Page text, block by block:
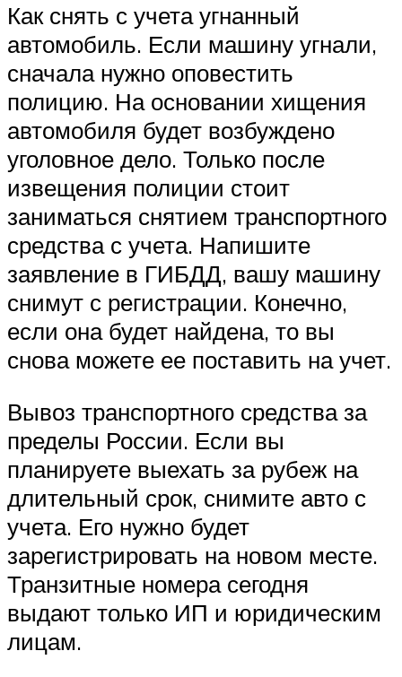
Как снять с учета угнанный
автомобиль. Если машину угнали,
сначала нужно оповестить
полицию. На основании хищения
автомобиля будет возбуждено
уголовное дело. Только после
извещения полиции стоит
заниматься снятием транспортного
средства с учета. Напишите
заявление в ГИБДД, вашу машину
снимут с регистрации. Конечно,
если она будет найдена, то вы
снова можете ее поставить на учет.
Вывоз транспортного средства за
пределы России. Если вы
планируете выехать за рубеж на
длительный срок, снимите авто с
учета. Его нужно будет
зарегистрировать на новом месте.
Транзитные номера сегодня
выдают только ИП и юридическим
лицам.